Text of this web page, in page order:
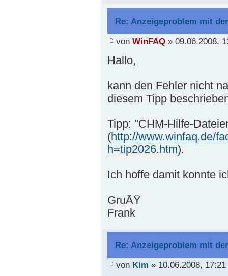
Re: Anzeigeproblem mit
von WinFAQ» 09.06.2008,
Hallo,
kann den Fehler nicht
diesem Tipp
Tipp: "CHM-Hilfe-
(http://www.winfaq.de/
h=tip2026.htm).
Ich hoffe damit konnte
GruÃŸ
Frank
Re: Anzeigeproblem mit
von Kim » 10.06.2008, 17:21